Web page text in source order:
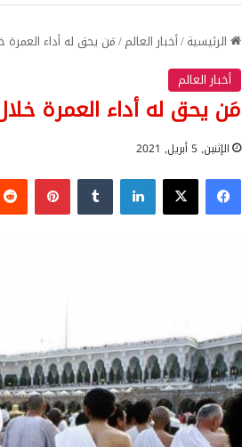
الرئيسية/أخبار العالم/مَن يحق له أداء العمرة خلال شهر
أخبار العالم
مَن يحق له أداء العمرة خلال شهر رمضان
الإثنين, 5 أبريل, 2021
فيسبوك‫X لينكدإن